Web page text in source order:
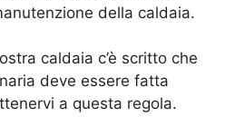
della caldaia.
caldaia c’è scritto che
deve essere fatta
a questa regola.